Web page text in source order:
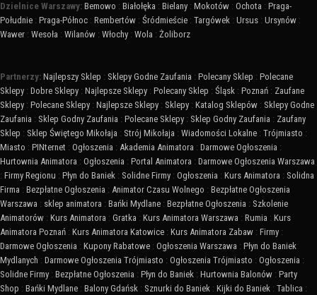
Dzielnice Warszawy: Bemowo : Białołęka : Bielany : Mokotów : Ochota : Praga-
Południe : Praga-Północ : Rembertów : Śródmieście : Targówek : Ursus : Ursynów :
Wawer : Wesoła : Wilanów : Włochy : Wola : Żoliborz
Partnerzy: Najlepszy Sklep : Sklepy Godne Zaufania : Polecany Sklep : Polecane
Sklepy : Dobre Sklepy : Najlepsze Sklepy : Polecany Sklep : Śląsk : Poznań : Zaufane
Sklepy : Polecane Sklepy : Najlepsze Sklepy : Sklepy : Katalog Sklepów : Sklepy Godne
Zaufania : Sklep Godny Zaufania : Polecane Sklepy : Sklep Godny Zaufania : Zaufany
Sklep : Sklep Świętego Mikołaja : Strój Mikołaja : Wiadomości Lokalne : Trójmiasto :
Miasto : PINternet : Ogłoszenia : Akademia Animatora : Darmowe Ogłoszenia :
Hurtownia Animatora : Ogłoszenia : Portal Animatora : Darmowe Ogłoszenia Warszawa
: Firmy Regionu : Płyn do Baniek : Solidne Firmy : Ogłoszenia : Kurs Animatora : Solidna
Firma : Bezpłatne Ogłoszenia : Animator Czasu Wolnego : Bezpłatne Ogłoszenia
Warszawa : sklep animatora : Bańki Mydlane : Bezpłatne Ogłoszenia : Szkolenie
Animatorów : Kurs Animatora : Gratka : Kurs Animatora Warszawa : Rumia : Kurs
Animatora Poznań : Kurs Animatora Katowice : Kurs Animatora Zabaw : Firmy :
Darmowe Ogłoszenia : Kupony Rabatowe : Ogłoszenia Warszawa : Płyn do Baniek
Mydlanych : Darmowe Ogłoszenia Trójmiasto : Ogłoszenia Trójmiasto : Ogłoszenia :
Solidne Firmy : Bezpłatne Ogłoszenia : Płyn do Baniek : Hurtownia Balonów : Party
Shop : Bańki Mydlane : Balony Gdańsk : Sznurki do Baniek : Kijki do Baniek : Tablica :